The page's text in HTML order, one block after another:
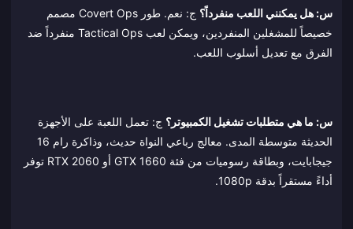
س: هل يمكنني اللعب منفرداً؟
ج: نعم. طور Covert Ops مصمم
خصيصاً للمشغلين المنفردين، ويمكن لعب Tactical Ops منفرداً ضد
الفرق مع تعديل أسلوب اللعب.
س: ما هي متطلبات تشغيل الكمبيوتر؟ ج: تعمل اللعبة على الأجهزة
الحديثة متوسطة المدى. معالج رباعي النواة حديث، وذاكرة رام 16
جيجابايت، وبطاقة رسوميات من فئة GTX 1660 أو RTX 2060 توفر
أداءً مستقراً بدقة 1080p.